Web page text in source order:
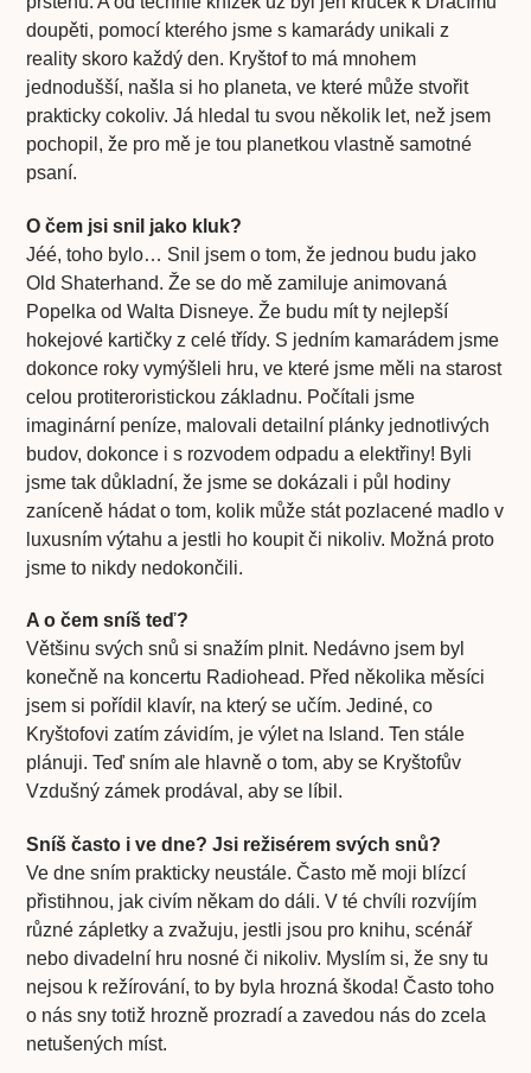
doupěti, pomocí kterého jsme s kamarády unikali z
reality skoro každý den. Kryštof to má mnohem
jednodušší, našla si ho planeta, ve které může stvořit
prakticky cokoliv. Já hledal tu svou několik let, než jsem
pochopil, že pro mě je tou planetkou vlastně samotné
psaní.
O čem jsi snil jako kluk?
Jéé, toho bylo… Snil jsem o tom, že jednou budu jako
Old Shaterhand. Že se do mě zamiluje animovaná
Popelka od Walta Disneye. Že budu mít ty nejlepší
hokejové kartičky z celé třídy. S jedním kamarádem jsme
dokonce roky vymýšleli hru, ve které jsme měli na starost
celou protiteroristickou základnu. Počítali jsme
imaginární peníze, malovali detailní plánky jednotlivých
budov, dokonce i s rozvodem odpadu a elektřiny! Byli
jsme tak důkladní, že jsme se dokázali i půl hodiny
zaníceně hádat o tom, kolik může stát pozlacené madlo v
luxusním výtahu a jestli ho koupit či nikoliv. Možná proto
jsme to nikdy nedokončili.
A o čem sníš teď?
Většinu svých snů si snažím plnit. Nedávno jsem byl
konečně na koncertu Radiohead. Před několika měsíci
jsem si pořídil klavír, na který se učím. Jediné, co
Kryštofovi zatím závidím, je výlet na Island. Ten stále
plánuji. Teď sním ale hlavně o tom, aby se Kryštofův
Vzdušný zámek prodával, aby se líbil.
Sníš často i ve dne? Jsi režisérem svých snů?
Ve dne sním prakticky neustále. Často mě moji blízcí
přistihnou, jak civím někam do dáli. V té chvíli rozvíjím
různé zápletky a zvažuju, jestli jsou pro knihu, scénář
nebo divadelní hru nosné či nikoliv. Myslím si, že sny tu
nejsou k režírování, to by byla hrozná škoda! Často toho
o nás sny totiž hrozně prozradí a zavedou nás do zcela
netušených míst.